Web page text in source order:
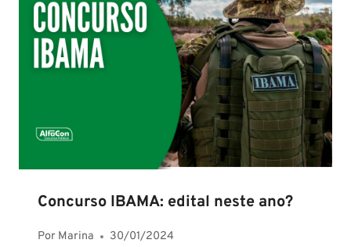
Concurso IBAMA: edital neste ano?
Por Marina 30/01/2024